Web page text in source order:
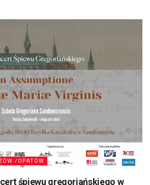
/OPATÓW
śpiewu gregoriańskiego w